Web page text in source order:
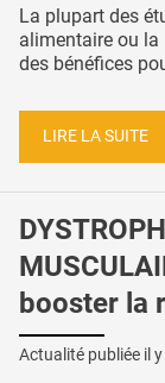
La plupart des
alimentaire ou la
des bénéfices
LIRE LA SUITE
booster la
Actualité publiée il y